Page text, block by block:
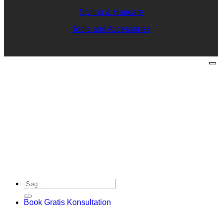
Styling & Haircare
Tools and Accessories
Søg
efter:
Book Gratis Konsultation